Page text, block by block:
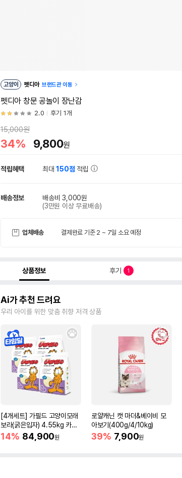
고양이 펫디아 브랜드관 이동
펫디아 창문 공놀이 장난감
2.0 후기 1개
15,000원
34% 9,800원
적립혜택 최대150점 적립
배송정보
배송비 3,000원
(3만원 이상 무료배송)
업체배송 결제완료 기준 2 ~ 7일 소요 예정
상품정보 후기 1
Ai가 추천 드려요
우리 아이를 위한 맞춤 취향 저격 상품
[4개세트] 가필드 고양이모래
보라(굵은입자) 4.55kg 카사
바모래
14% 84,900원
로얄캐닌 캣 마더&베이비 모
아보기(400g/4/10kg)
39% 7,900원